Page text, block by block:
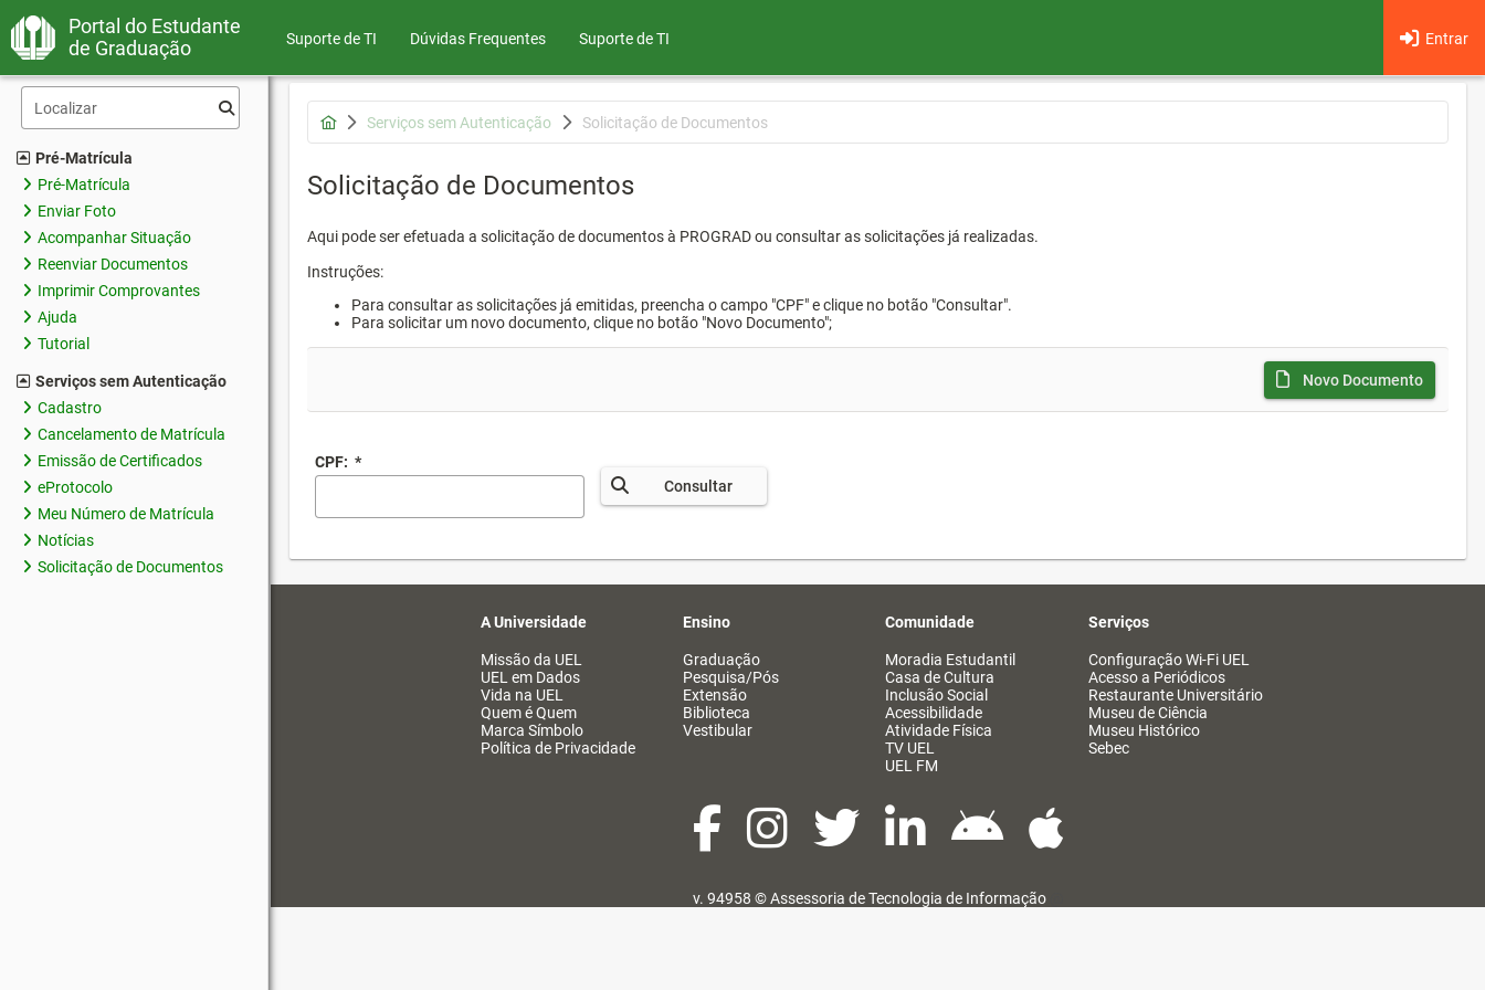
Portal do Estudante
de Graduação
Suporte de TI Dúvidas Frequentes Entrar
Suporte de TI
Pré-Matrícula
Pré-Matrícula
Enviar Foto
Acompanhar Situação
Reenviar Documentos
Imprimir Comprovantes
Ajuda
Tutorial
Serviços sem Autenticação
Cadastro
Cancelamento de Matrícula
Emissão de Certificados
eProtocolo
Meu Número de Matrícula
Notícias
Solicitação de Documentos
Serviços sem Autenticação Solicitação de Documentos
Solicitação de Documentos
Aqui pode ser efetuada a solicitação de documentos à PROGRAD ou consultar as solicitações já realizadas.
Instruções:
Para consultar as solicitações já emitidas, preencha o campo "CPF" e clique no botão "Consultar".
Para solicitar um novo documento, clique no botão "Novo Documento";
Novo Documento
CPF: *
Consultar
A Universidade
Missão da UEL
UEL em Dados
Vida na UEL
Quem é Quem
Marca Símbolo
Política de Privacidade
Ensino
Graduação
Pesquisa/Pós
Extensão
Biblioteca
Vestibular
Comunidade
Moradia Estudantil
Casa de Cultura
Inclusão Social
Acessibilidade
Atividade Física
TV UEL
UEL FM
Serviços
Configuração Wi-Fi UEL
Acesso a Periódicos
Restaurante Universitário
Museu de Ciência
Museu Histórico
Sebec
v. 94958 ©Assessoria de Tecnologia de Informação